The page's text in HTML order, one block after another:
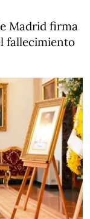
Madrid firma
fallecimiento